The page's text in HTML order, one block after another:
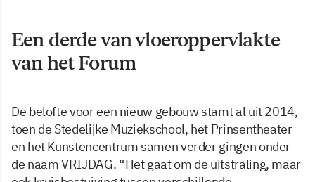
Een derde van vloeroppervlakte
van het Forum
De belofte voor een nieuw gebouw stamt al uit 2014,
toen de Stedelijke Muziekschool, het Prinsentheater
en het Kunstencentrum samen verder gingen onder
de naam VRIJDAG. “Het gaat om de uitstraling, maar